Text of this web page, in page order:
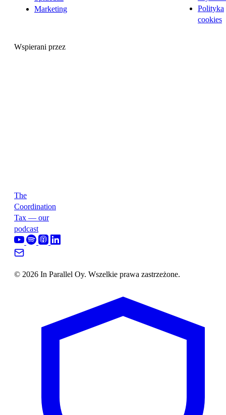
Marketing
Polityka
cookies
Wspierani przez
The
Coordination
Tax — our
podcast
© 2026 In Parallel Oy. Wszelkie prawa zastrzeżone.